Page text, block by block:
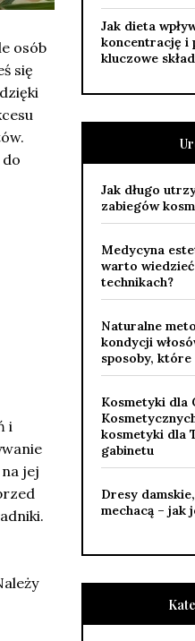
osób
się
i
jej
Jak dieta
koncentrację i
kluczowe
Jak długo
zabiegów
Medycyna
warto
technikach?
Naturalne
kondycji
sposoby, które
Kosmetyki dla
kosmetyki dla
gabinetu
Dresy
mechacą – jak